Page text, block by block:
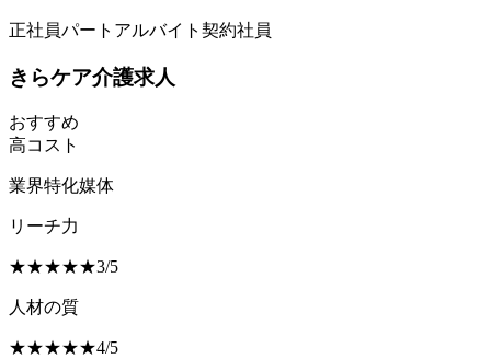
正社員パート アルバイト 契約社員
きらケア介護求人
おすすめ
高コスト
業界特化媒体
リーチ力
★★★★★3/5
人材の質
★★★★★4/5